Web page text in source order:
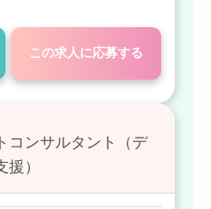
この求人に応募する
コンサルタント（デ
）